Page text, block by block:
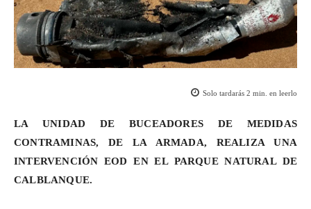
Solo tardarás 2 min. en leerlo
LA UNIDAD DE BUCEADORES DE MEDIDAS
CONTRAMINAS, DE LA ARMADA, REALIZA UNA
INTERVENCIÓN EOD EN EL PARQUE NATURAL DE
CALBLANQUE.